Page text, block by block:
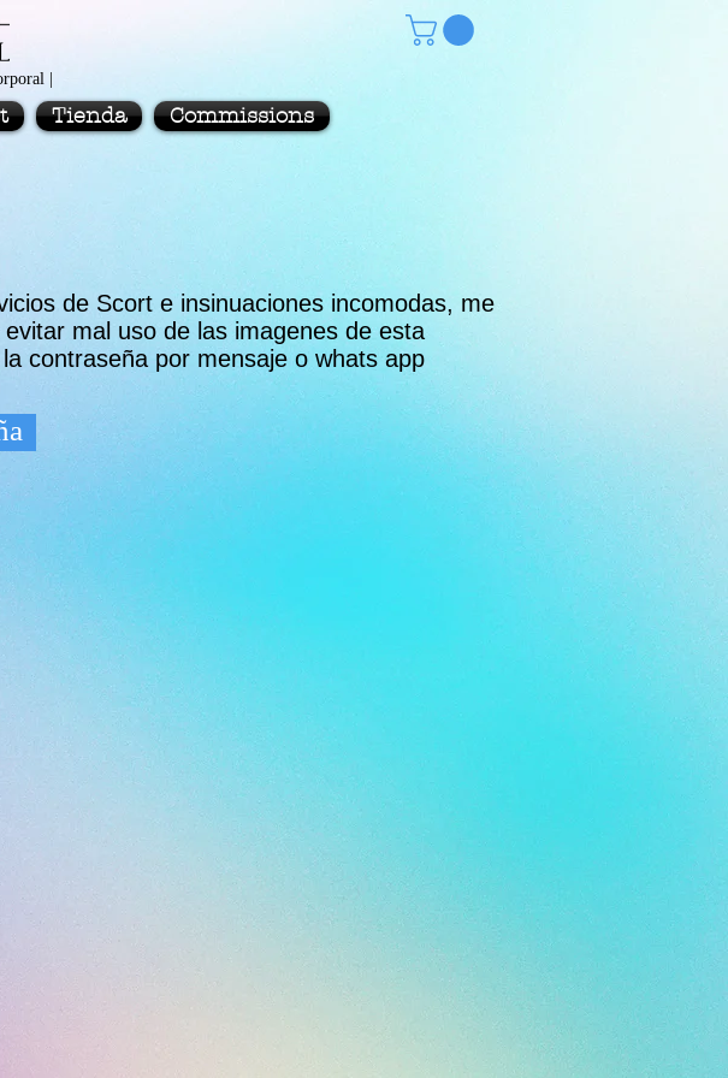
|
Tienda Commissions
de Scort e insinuaciones incomodas, me
mal uso de las imagenes de esta
contraseña por mensaje o whats app